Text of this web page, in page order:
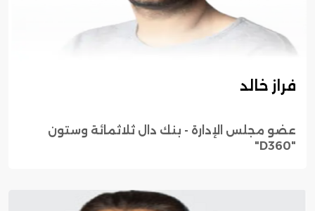
فراز خالد
عضو مجلس الإدارة - بنك دال ثلاثمائة وستون
"D360"